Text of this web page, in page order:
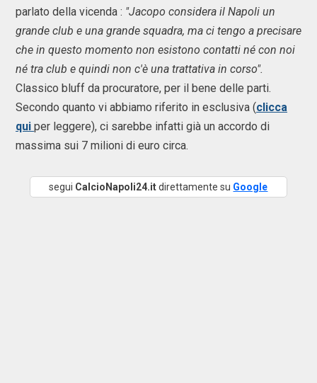
parlato della vicenda : "Jacopo considera il Napoli un
grande club e una grande squadra, ma ci tengo a precisare
che in questo momento non esistono contatti né con noi
né tra club e quindi non c'è una trattativa in corso".
Classico bluff da procuratore, per il bene delle parti.
Secondo quanto vi abbiamo riferito in esclusiva (clicca
qui per leggere), ci sarebbe infatti già un accordo di
massima sui 7 milioni di euro circa.
segui CalcioNapoli24.itdirettamente su Google